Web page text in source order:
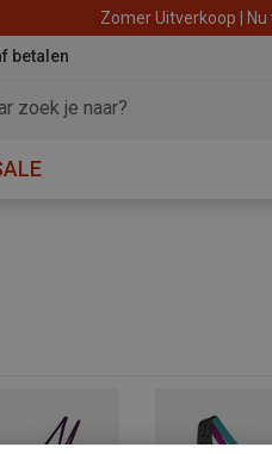
Zomer Uitverkoop |
betalen